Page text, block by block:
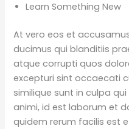
Learn Something New
At vero eos et
ducimus qui blanditiis
atque corrupti quos
excepturi sint occaecati
similique sunt in culpa
animi, id est laborum et
quidem rerum facilis est